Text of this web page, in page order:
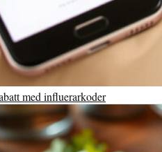
med influerarkoder